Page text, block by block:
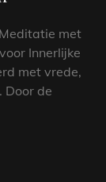
met
Innerlijke
met vrede,
Door de